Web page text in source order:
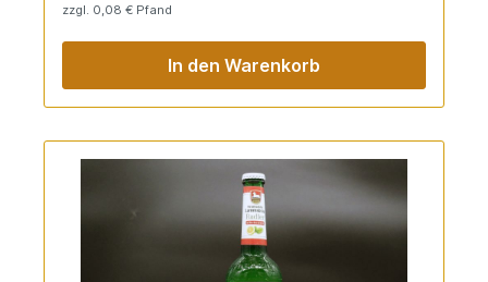
zzgl. 0,08 € Pfand
In den Warenkorb